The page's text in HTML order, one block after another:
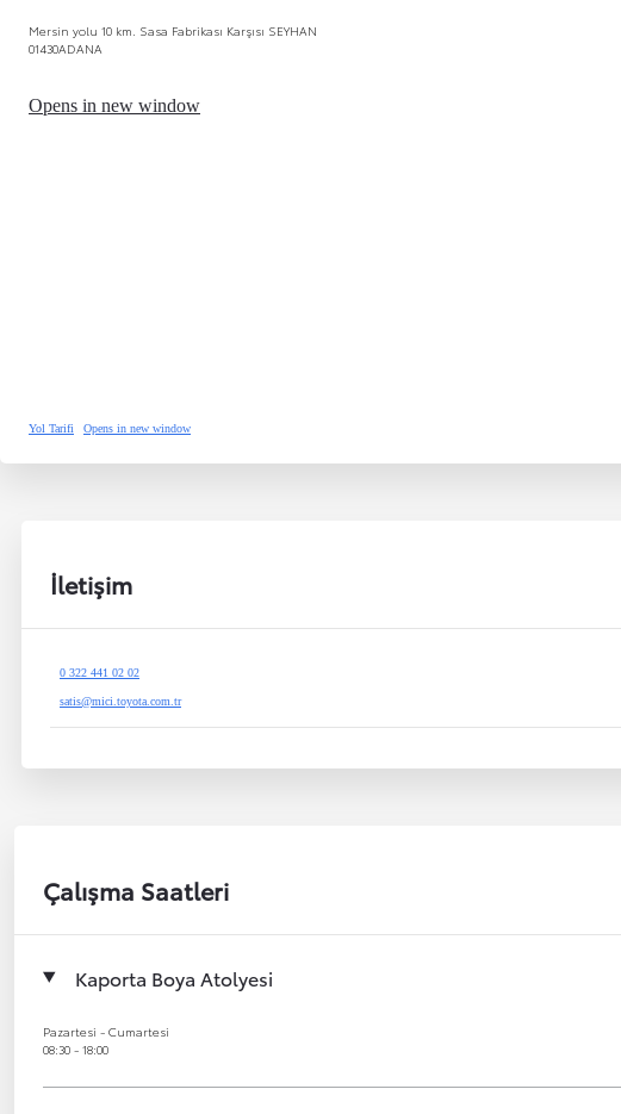
Mersin yolu 10 km. Sasa Fabrikası Karşısı SEYHAN
01430ADANA
Opens in new window
Yol Tarifi Opens in new window
İletişim
0 322 441 02 02
satis@mici.toyota.com.tr
Çalışma Saatleri
Kaporta Boya Atolyesi
Pazartesi - Cumartesi
08:30 - 18:00